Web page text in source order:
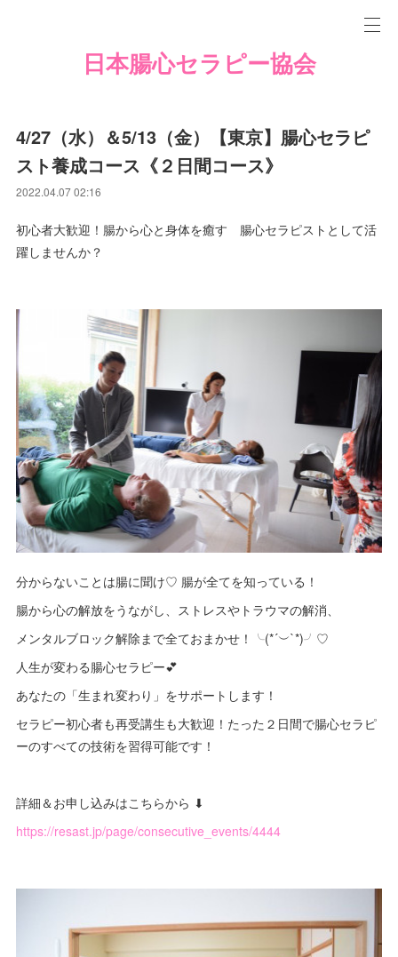
日本腸心セラピー協会
4/27（水）＆5/13（金）【東京】腸心セラピ
スト養成コース《２日間コース》
2022.04.07 02:16
初心者大歓迎！腸から心と身体を癒す 腸心セラピストとして活
躍しませんか？
分からないことは腸に聞け♡ 腸が全てを知っている！
腸から心の解放をうながし、ストレスやトラウマの解消、
メンタルブロック解除まで全ておまかせ！╰(*´︶`*)╯♡
人生が変わる腸心セラピー💕
あなたの「生まれ変わり」をサポートします！
セラピー初心者も再受講生も大歓迎！たった２日間で腸心セラピ
ーのすべての技術を習得可能です！
詳細＆お申し込みはこちらから ⬇
https://resast.jp/page/consecutive_events/4444